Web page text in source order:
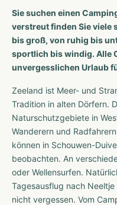
Sie suchen einen
verstreut finden Sie viele
bis groß, von ruhig bis
sportlich bis windig. Alle
unvergesslichen Urlaub
Zeeland ist Meer- und
Tradition in alten Dörfern.
Naturschutzgebiete in
Wanderern und
können in Schouwen-
beobachten. An
oder Wellensurfen.
Tagesausflug nach
nicht vergessen. Vom